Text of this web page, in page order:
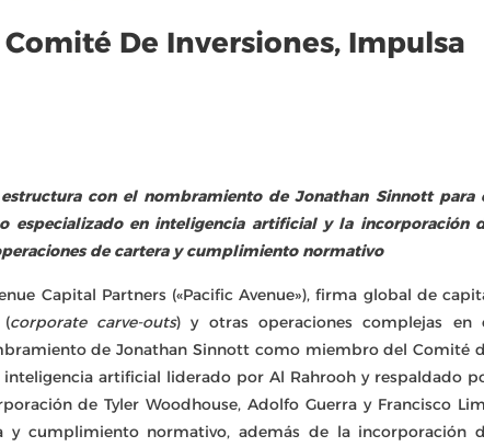
De Inversiones, Impulsa
con el nombramiento de Jonathan Sinnott para
especializado en inteligencia artificial y la incorporación
de cartera y cumplimiento normativo
Capital Partners («Pacific Avenue»), firma global de
(corporate carve-outs) y otras operaciones complejas en
de Jonathan Sinnott como miembro del Comité
artificial liderado por Al Rahrooh y respaldado
de Tyler Woodhouse, Adolfo Guerra y Francisco
y cumplimiento normativo, además de la incorporación